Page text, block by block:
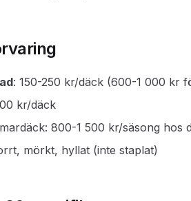
: 150-250 kr/däck (600-1 000 kr
kr/däck
800-1 500 kr/säsong hos
mörkt, hyllat (inte staplat)